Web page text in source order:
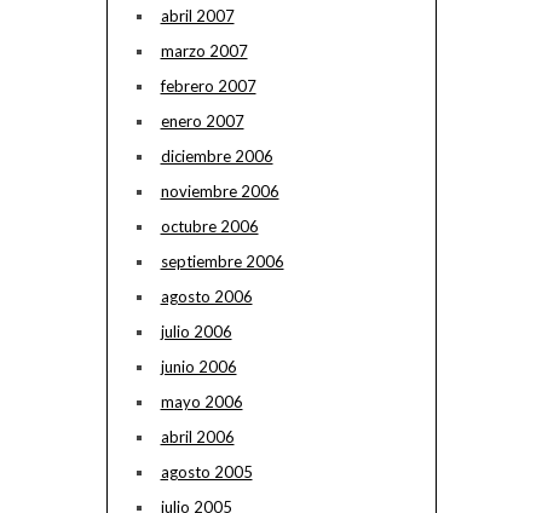
abril 2007
marzo 2007
febrero 2007
enero 2007
diciembre 2006
noviembre 2006
octubre 2006
septiembre 2006
agosto 2006
julio 2006
junio 2006
mayo 2006
abril 2006
agosto 2005
julio 2005